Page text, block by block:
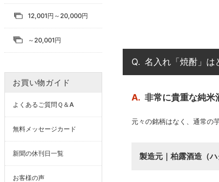
Q. 名入れ「焼酎」は
A. 非常に貴重な純米
元々の銘柄はなく、通常の
製造元｜柏露酒造（
12,001円～20,000円
～20,001円
お買い物ガイド
よくあるご質問Ｑ＆A
無料メッセージカード
新聞の休刊日一覧
お客様の声